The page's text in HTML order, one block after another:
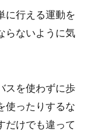
に行える運動を
らないように気
スを使わずに歩
使ったりするな
だけでも違って